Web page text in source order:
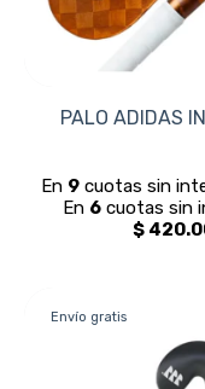
PALO ADIDAS
Envío gratis